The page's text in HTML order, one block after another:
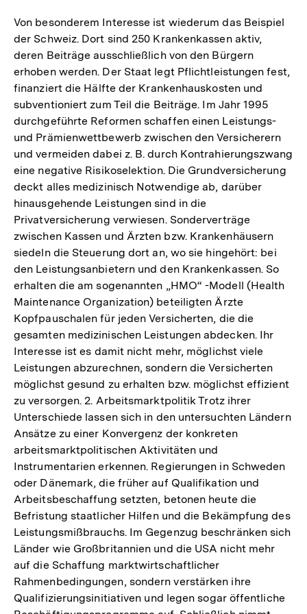
Von besonderem Interesse ist wiederum das Beispiel
der Schweiz. Dort sind 250 Krankenkassen aktiv,
deren Beiträge ausschließlich von den Bürgern
erhoben werden. Der Staat legt Pflichtleistungen fest,
finanziert die Hälfte der Krankenhauskosten und
subventioniert zum Teil die Beiträge. Im Jahr 1995
durchgeführte Reformen schaffen einen Leistungs-
und Prämienwettbewerb zwischen den Versicherern
und vermeiden dabei z. B. durch Kontrahierungszwang
eine negative Risikoselektion. Die Grundversicherung
deckt alles medizinisch Notwendige ab, darüber
hinausgehende Leistungen sind in die
Privatversicherung verwiesen. Sonderverträge
zwischen Kassen und Ärzten bzw. Krankenhäusern
siedeln die Steuerung dort an, wo sie hingehört: bei
den Leistungsanbietern und den Krankenkassen. So
erhalten die am sogenannten „HMO“ -Modell (Health
Maintenance Organization) beteiligten Ärzte
Kopfpauschalen für jeden Versicherten, die die
gesamten medizinischen Leistungen abdecken. Ihr
Interesse ist es damit nicht mehr, möglichst viele
Leistungen abzurechnen, sondern die Versicherten
möglichst gesund zu erhalten bzw. möglichst effizient
zu versorgen. 2. Arbeitsmarktpolitik Trotz ihrer
Unterschiede lassen sich in den untersuchten Ländern
Ansätze zu einer Konvergenz der konkreten
arbeitsmarktpolitischen Aktivitäten und
Instrumentarien erkennen. Regierungen in Schweden
oder Dänemark, die früher auf Qualifikation und
Arbeitsbeschaffung setzten, betonen heute die
Befristung staatlicher Hilfen und die Bekämpfung des
Leistungsmißbrauchs. Im Gegenzug beschränken sich
Länder wie Großbritannien und die USA nicht mehr
auf die Schaffung marktwirtschaftlicher
Rahmenbedingungen, sondern verstärken ihre
Qualifizierungsinitiativen und legen sogar öffentliche